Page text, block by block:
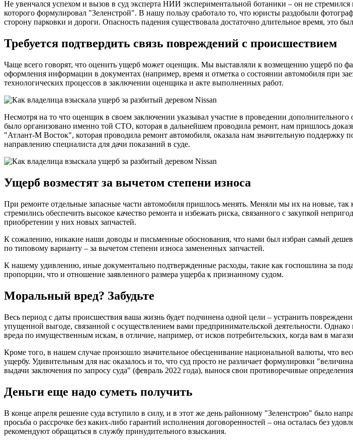
Не увенчался успехом и вызов в суд эксперта НИИ экспериментальной ботаники – он не
которого формулировал "Зеленстрой". В нашу пользу сработало то, что юристы раздобыли
сторону парковки и дороги. Опасность падения существовала достаточно длительное время, это
Требуется подтвердить связь повреждений с происшествием
Чаще всего говорят, что оценить ущерб может оценщик. Мы выставляли к возмещению ущерб по
оформления информации в документах (например, время и отметка о состоянии автомобиля при
технологических процессов в заключении оценщика и акте выполненных работ.
Несмотря на то что оценщик в своем заключении указывал участие в проведении
было организовано именно той СТО, которая в дальнейшем проводила ремонт, нам пришлось
"Атлант-М Восток", которая проводила ремонт автомобиля, оказала нам значительную
направлению специалиста для дачи показаний в суде.
Ущерб возместят за вычетом степени износа
При ремонте отдельные запасные части автомобиля пришлось менять. Меняли мы их на новые,
стремились обеспечить высокое качество ремонта и избежать риска, связанного с закупкой
приобретении у них новых запчастей.
К сожалению, никакие наши доводы и письменные обоснования, что нами был избран самый
по типовому варианту – за вычетом степени износа замененных запчастей.
К нашему удивлению, иные документально подтвержденные расходы, такие как госпошлина за
пропорции, что и отношение заявленного размера ущерба к признанному судом.
Моральный вред? Забудьте
Весь период с даты происшествия ваша жизнь будет подчинена одной цели – устранить
упущенной выгоде, связанной с осуществлением вами предпринимательской деятельности.
вреда по имущественным искам, в отличие, например, от исков потребительских, когда вам в
Кроме того, в нашем случае произошло значительное обесценивание национальной валюты, что
ущербу. Удивительным для нас оказалось и то, что суд просто не различает формулировки
выдачи заключения по запросу суда" (февраль 2022 года), вынося свои противоречивые
Деньги еще надо суметь получить
В конце апреля решение суда вступило в силу, и в этот же день районному "Зеленстрою" было
просьба о рассрочке без каких-либо гарантий исполнения договоренностей – она осталась без
рекомендуют обращаться в службу принудительного взыскания.